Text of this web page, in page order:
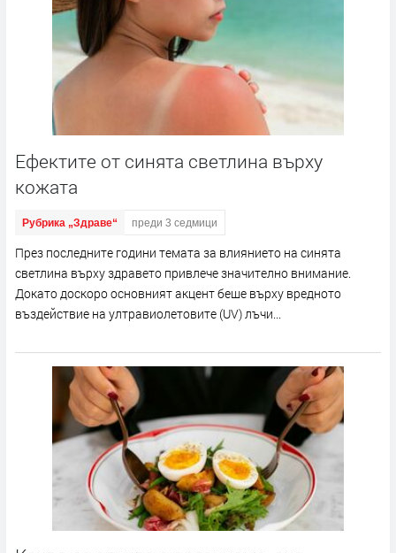
Ефектите от синята светлина върху
кожата
Рубрика „Здраве“ преди 3 седмици
През последните години темата за влиянието на синята
светлина върху здравето привлече значително внимание.
Докато доскоро основният акцент беше върху вредното
въздействие на ултравиолетовите (UV) лъчи...